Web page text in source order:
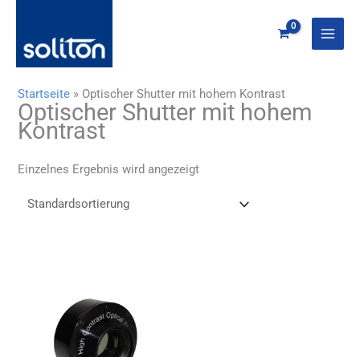
springen
Startseite » Optischer Shutter mit hohem Kontrast
Optischer Shutter mit hohem
Kontrast
Einzelnes Ergebnis wird angezeigt